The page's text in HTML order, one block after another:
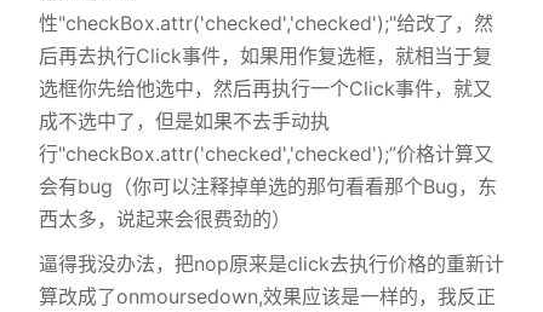
性"checkBox.attr('checked','checked');"给改了，然
后再去执行Click事件，如果用作复选框，就相当于复
选框你先给他选中，然后再执行一个Click事件，就又
成不选中了，但是如果不去手动执
行"checkBox.attr('checked','checked');”价格计算又
会有bug（你可以注释掉单选的那句看看那个Bug，东
西太多，说起来会很费劲的）
逼得我没办法，把nop原来是click去执行价格的重新计
算改成了onmoursedown,效果应该是一样的，我反正